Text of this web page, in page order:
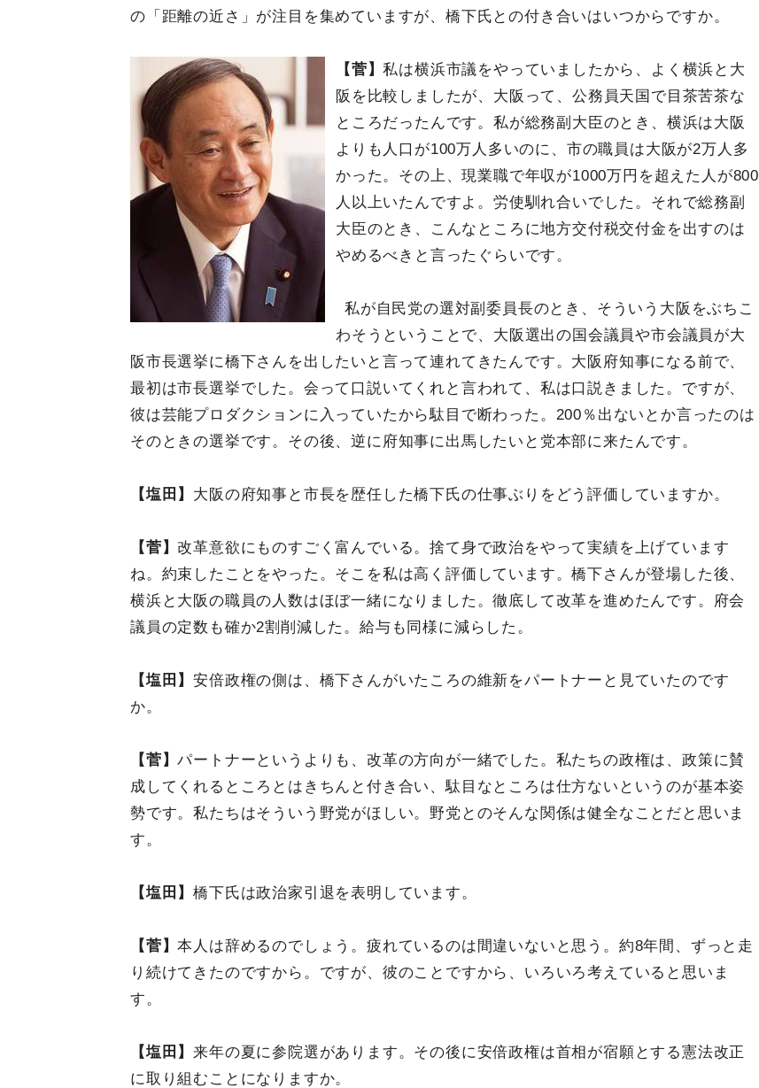
の「距離の近さ」が注目を集めていますが、橋下氏との付き合いはいつからですか。
【菅】私は横浜市議をやっていましたから、よく横浜と大
阪を比較しましたが、大阪って、公務員天国で目茶苦茶な
ところだったんです。私が総務副大臣のとき、横浜は大阪
よりも人口が100万人多いのに、市の職員は大阪が2万人多
かった。その上、現業職で年収が1000万円を超えた人が800
人以上いたんですよ。労使馴れ合いでした。それで総務副
大臣のとき、こんなところに地方交付税交付金を出すのは
やめるべきと言ったぐらいです。
私が自民党の選対副委員長のとき、そういう大阪をぶちこ
わそうということで、大阪選出の国会議員や市会議員が大
阪市長選挙に橋下さんを出したいと言って連れてきたんです。大阪府知事になる前で、
最初は市長選挙でした。会って口説いてくれと言われて、私は口説きました。ですが、
彼は芸能プロダクションに入っていたから駄目で断わった。200％出ないとか言ったのは
そのときの選挙です。その後、逆に府知事に出馬したいと党本部に来たんです。
【塩田】 大阪の府知事と市長を歴任した橋下氏の仕事ぶりをどう評価していますか。
【菅】改革意欲にものすごく富んでいる。捨て身で政治をやって実績を上げています
ね。約束したことをやった。そこを私は高く評価しています。橋下さんが登場した後、
横浜と大阪の職員の人数はほぼ一緒になりました。徹底して改革を進めたんです。府会
議員の定数も確か2割削減した。給与も同様に減らした。
【塩田】安倍政権の側は、橋下さんがいたころの維新をパートナーと見ていたのです
か。
【菅】パートナーというよりも、改革の方向が一緒でした。私たちの政権は、政策に賛
成してくれるところとはきちんと付き合い、駄目なところは仕方ないというのが基本姿
勢です。私たちはそういう野党がほしい。野党とのそんな関係は健全なことだと思いま
す。
【塩田】橋下氏は政治家引退を表明しています。
【菅】本人は辞めるのでしょう。疲れているのは間違いないと思う。約8年間、ずっと走
り続けてきたのですから。ですが、彼のことですから、いろいろ考えていると思いま
す。
【塩田】来年の夏に参院選があります。その後に安倍政権は首相が宿願とする憲法改正
に取り組むことになりますか。